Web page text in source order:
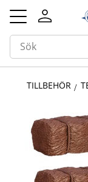
Meny
TILLBEHÖR